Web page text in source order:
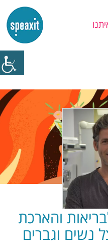
והארכת
נשים וגברים